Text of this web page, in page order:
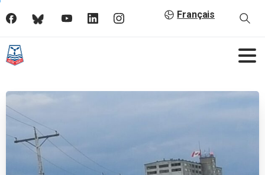
Français